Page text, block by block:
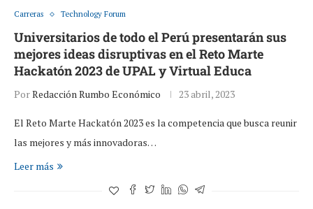
Carreras Technology Forum
Universitarios de todo el Perú presentarán sus
mejores ideas disruptivas en el Reto Marte
Hackatón 2023 de UPAL y Virtual Educa
PorRedacción Rumbo Económico 23 abril, 2023
El Reto Marte Hackatón 2023 es la competencia que busca reunir
las mejores y más innovadoras…
Leer más